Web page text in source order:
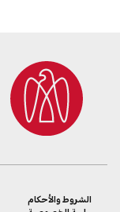
الشروط والأحكام